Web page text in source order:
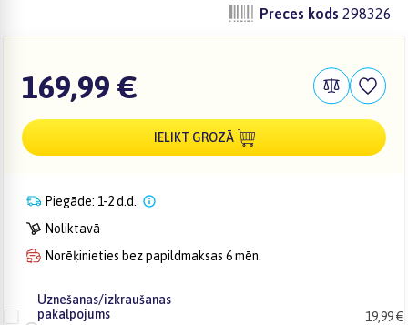
Preces kods 298326
169,99 €
IELIKT GROZĀ
Piegāde: 1-2 d.d.
Noliktavā
Norēķinieties bez papildmaksas 6 mēn.
Uznešanas/izkraušanas
pakalpojums
19,99 €